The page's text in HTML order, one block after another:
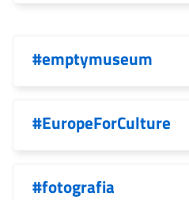
#emptymuseum
#EuropeForCulture
#fotografia